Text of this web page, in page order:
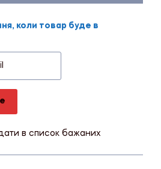
коли товар буде в
в список бажаних